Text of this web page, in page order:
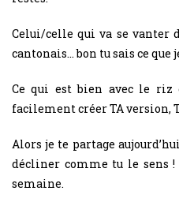
Celui/celle qui va se vanter
cantonais… bon tu sais ce que
Ce qui est bien avec le riz
facilement créer TA version,
Alors je te partage
décliner comme tu le sens !
semaine.